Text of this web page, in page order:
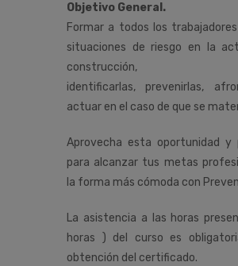
Objetivo General.
Formar a todos los
situaciones de riesgo en la
construcción,
identificarlas, prevenirlas,
actuar en el caso de que se
Aprovecha esta oportunidad y
para alcanzar tus metas
la forma más cómoda con
La asistencia a las horas
horas ) del curso es
obtención del certificado.